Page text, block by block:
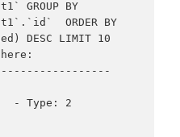
GROUP BY
ORDER BY
DESC LIMIT 10